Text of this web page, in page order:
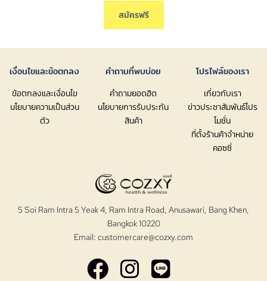
สมัครฟรี
เงื่อนไขและข้อตกลง
ข้อตกลงและเงื่อนไข
นโยบายความเป็นส่วน
ตัว
คำถามที่พบบ่อย
คำถามยอดฮิต
นโยบายการรับประกัน
สินค้า
โปรไฟล์ของเรา
เกี่ยวกับเรา
ข่าวประชาสัมพันธ์โปร
โมชั่น
ที่ตั้งร้านค้าจำหน่าย
คอซซี่
5 Soi Ram Intra 5 Yeak 4, Ram Intra Road, Anusawari, Bang Khen,
Bangkok 10220
Email: customercare@cozxy.com